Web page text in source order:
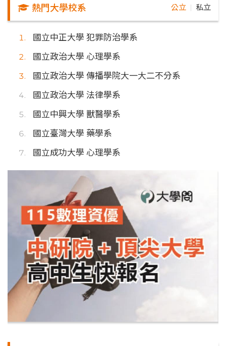
熱門大學校系 公立 私立
國立中正大學 犯罪防治學系
國立政治大學 心理學系
國立政治大學 傳播學院大一大二不分系
國立政治大學 法律學系
國立中興大學 獸醫學系
國立臺灣大學 藥學系
國立成功大學 心理學系